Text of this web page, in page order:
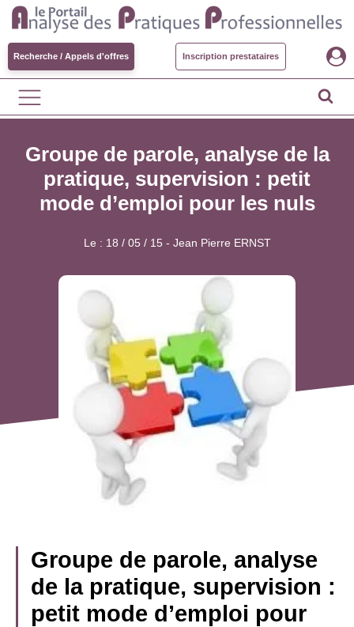
Recherche / Appels d'offres Inscription prestataires
Groupe de parole, analyse de la
pratique, supervision : petit
mode d’emploi pour les nuls
Le : 18 / 05 / 15 - Jean Pierre ERNST
Groupe de parole, analyse
de la pratique, supervision :
petit mode d’emploi pour